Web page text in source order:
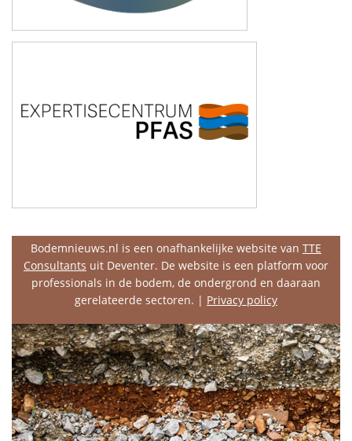
Bodemnieuws.nl is een onafhankelijke website van TTE
Consultants uit Deventer. De website is een platform voor
professionals in de bodem, de ondergrond en daaraan
gerelateerde sectoren. | Privacy policy